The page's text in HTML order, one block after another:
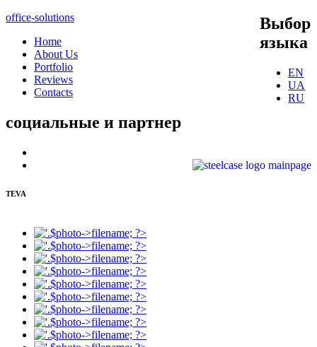
office-solutions
Home
About Us
Portfolio
Reviews
Contacts
социальные и партнер
Выбор
языка
EN
UA
RU
TEVA